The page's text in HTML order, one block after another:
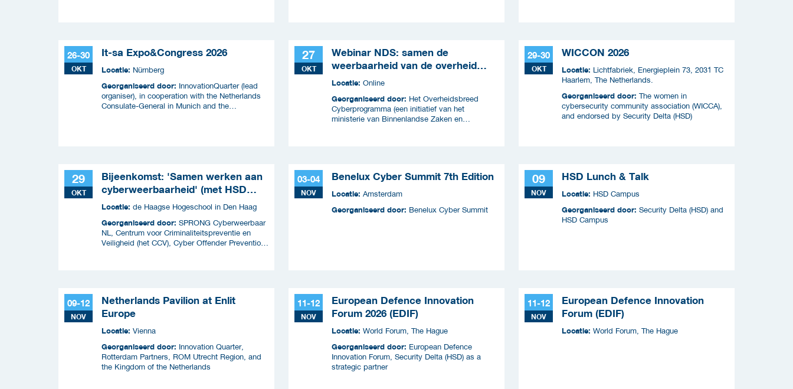
26-30
OKT
It-sa Expo&Congress 2026
Locatie: Nürnberg
Georganiseerd door: InnovationQuarter (lead
organiser), in cooperation with the Netherlands
Consulate-General in Munich and the
27
OKT
Webinar NDS: samen de
weerbaarheid van de overheid
versterken
Locatie: Online
Georganiseerd door: Het Overheidsbreed
Cyberprogramma (een initiatief van het
ministerie van Binnenlandse Zaken en
29-30
OKT
WICCON 2026
Locatie: Lichtfabriek, Energieplein 73, 2031 TC
Haarlem, The Netherlands.
Georganiseerd door: The women in
cybersecurity community association (WICCA),
and endorsed by Security Delta (HSD)
29
OKT
Bijeenkomst: 'Samen werken aan
cyberweerbaarheid' (met HSD
Café)
Locatie: de Haagse Hogeschool in Den Haag
Georganiseerd door: SPRONG Cyberweerbaar
NL, Centrum voor Criminaliteitspreventie en
Veiligheid (het CCV), Cyber Offender Prevention
03-04
NOV
Benelux Cyber Summit 7th Edition
Locatie: Amsterdam
Georganiseerd door: Benelux Cyber Summit
09
NOV
HSD Lunch & Talk
Locatie: HSD Campus
Georganiseerd door: Security Delta (HSD) and
HSD Campus
09-12
NOV
Netherlands Pavilion at Enlit
Europe
Locatie: Vienna
Georganiseerd door: Innovation Quarter,
Rotterdam Partners, ROM Utrecht Region, and
the Kingdom of the Netherlands
11-12
NOV
European Defence Innovation
Forum 2026 (EDIF)
Locatie: World Forum, The Hague
Georganiseerd door: European Defence
Innovation Forum, Security Delta (HSD) as a
strategic partner
11-12
NOV
European Defence Innovation
Forum (EDIF)
Locatie: World Forum, The Hague